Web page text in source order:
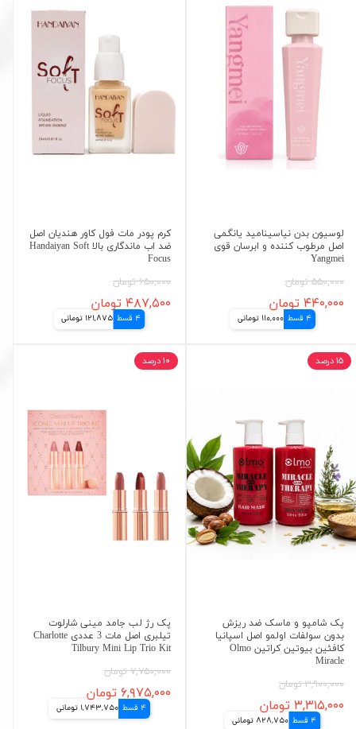
لوسیون بدن نیاسینامید یانگمی
اصل مرطوب کننده و ابرسان قوی
Yangmei
۵۵۰,۰۰۰ تومان
۴۴۰,۰۰۰ تومان
4 قسط 110,000 تومانی
کرم پودر مات فول کاور هندیان اصل
ضد اب ماندگاری بالا Handaiyan Soft
Focus
۶۵۰,۰۰۰ تومان
۴۸۷,۵۰۰ تومان
4 قسط 121,875 تومانی
پک شامپو و ماسک ضد ریزش
بدون سولفات اولمو اصل اسپانیا
کافئین بیوتین کراتین Olmo
Miracle
۳,۹۰۰,۰۰۰ تومان
۳,۳۱۵,۰۰۰ تومان
4 قسط 828,750 تومانی
۱۵ درصد
پک رژ لب جامد مینی شارلوت
تیلبری اصل مات 3 عددی Charlotte
Tilbury Mini Lip Trio Kit
۷,۷۵۰,۰۰۰ تومان
۶,۹۷۵,۰۰۰ تومان
4 قسط 1,743,750 تومانی
۱۰ درصد